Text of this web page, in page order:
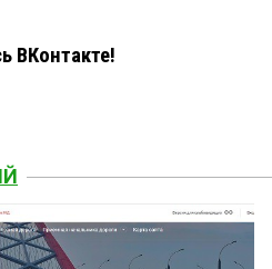
ВКонтакте!